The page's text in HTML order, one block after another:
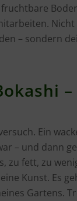
– sondern
Ein
– und dann
zu fett, zu
Kunst. Es
Gartens.